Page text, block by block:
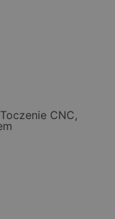
CNC,